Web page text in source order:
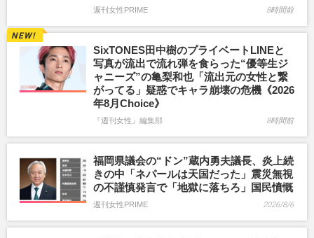
週刊女性PRIME 8時間前
SixTONES田中樹のプライベートLINEと
写真が流出で流れ弾を食らった“優等生ジ
ャニーズ”の亀梨和也「流出元の女性と繋
がってる」疑惑でキャラ崩壊の危機《2026
年8月Choice》
『週刊女性』編集部 8時間前
福岡県議会の“ドン”蔵内勇夫議長、炎上続
きの中「ネパールは天国だった」震災無視
の不謹慎発言で「地獄に落ちろ」国民憤慨
週刊女性PRIME 2026/8/6